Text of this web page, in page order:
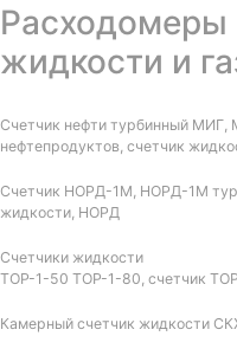
Расходомеры
жидкости и
Счетчик нефти турбинный МИГ,
нефтепродуктов, счетчик
Счетчик НОРД-1М, НОРД-1М
жидкости, НОРД
Счетчики жидкости
ТОР-1-50 ТОР-1-80, счетчик
Камерный счетчик жидкости